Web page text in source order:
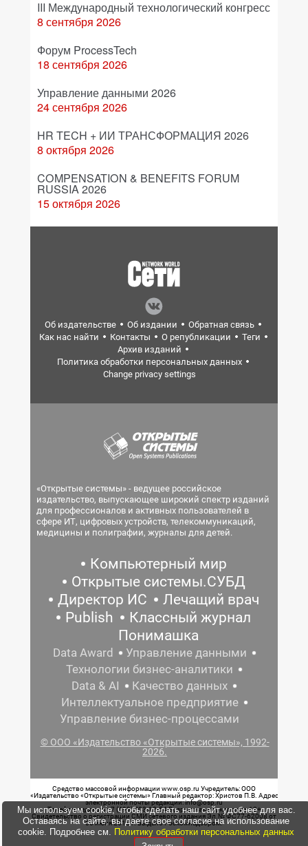
III Международный технологический конгресс
8 сентября 2026
Форум ProcessTech
18 сентября 2026
Управление данными 2026
24 сентября 2026
HR TECH + ИИ ТРАНСФОРМАЦИЯ 2026
8 октября 2026
COMPENSATION & BENEFITS FORUM
RUSSIA 2026
15 октября 2026
Об издательстве Об издании
Обратная связь
Как нас найти
Контакты О републикации
Теги
Архив изданий
Политика обработки персональных данных
Change privacy settings
«Открытые системы» - ведущее российское
издательство, выпускающее широкий спектр изданий
для профессионалов и активных пользователей в
сфере ИТ, цифровых устройств, телекоммуникаций,
медицины и полиграфии, журналы для детей.
Компьютерный мир
Открытые системы.СУБД
Директор ИС
Лечащий врач
Publish
Классный журнал
Понимашка
Data Award
Управление данными
Технологии бизнес-аналитики
Data & AI
Качество данных
Интеллектуальное предприятие
Управление бизнес-процессами
© ООО «Издательство «Открытые системы», 1992-
2026.
Средство массовой информации www.osp.ru Учредитель: ООО
«Издательство «Открытые системы» Главный редактор: Христов П.В. Адрес
электронной почты редакции: info@osp.ru
Телефон редакции: 7 (499) 703-18-54 Возрастная маркировка: 12+
Свидетельство о регистрации СМИ сетевого издания Эл.№ ФС77-62008 от
05 июня 2015 г. выдано Роскомнадзором.
Мы используем cookie, чтобы сделать наш сайт удобнее для вас.
Оставаясь на сайте, вы даете свое согласие на использование
cookie. Подробнее см. Политику обработки персональных данных